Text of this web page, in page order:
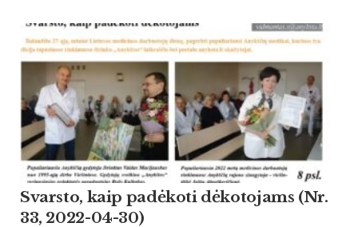
Svarsto, kaip padėkoti dėkotojams (Nr.
33, 2022-04-30)